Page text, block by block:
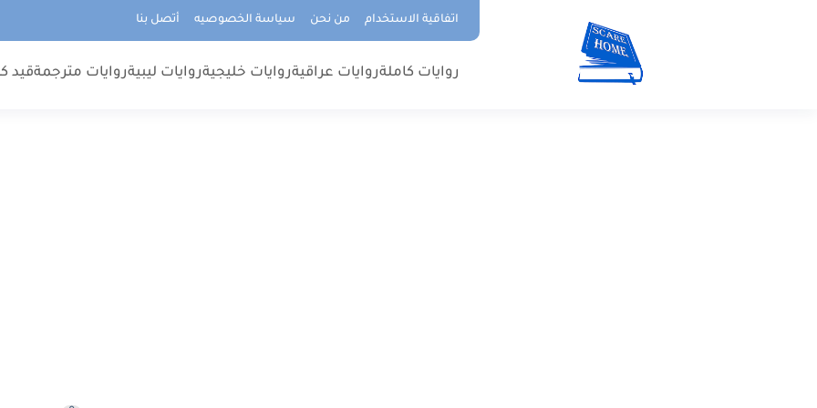
اتفاقية الاستخدام من نحن سياسة الخصوصيه أتصل بنا
روايات كاملةروايات عراقيةروايات خليجيةروايات ليبيةروايات مترجمةقيد